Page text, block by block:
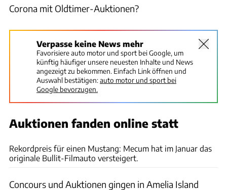
Corona mit Oldtimer-Auktionen?
Verpasse keine News mehr
Favorisiere auto motor und sport bei Google, um
künftig häufiger unsere neuesten Inhalte und News
angezeigt zu bekommen. Einfach Link öffnen und
Auswahl bestätigen:auto motor und sport bei
Google bevorzugen.
Auktionen fanden online statt
Rekordpreis für einen Mustang: Mecum hat im Januar das
originale Bullit-Filmauto versteigert.
Concours und Auktionen gingen in Amelia Island